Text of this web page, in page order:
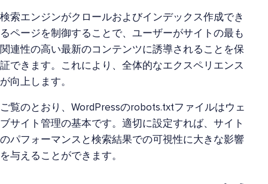
検索エンジンがクロールおよびインデックス作成でき
るページを制御することで、ユーザーがサイトの最も
関連性の高い最新のコンテンツに誘導されることを保
証できます。これにより、全体的なエクスペリエンス
が向上します。
ご覧のとおり、WordPressのrobots.txtファイルはウェ
ブサイト管理の基本です。適切に設定すれば、サイト
のパフォーマンスと検索結果での可視性に大きな影響
を与えることができます。